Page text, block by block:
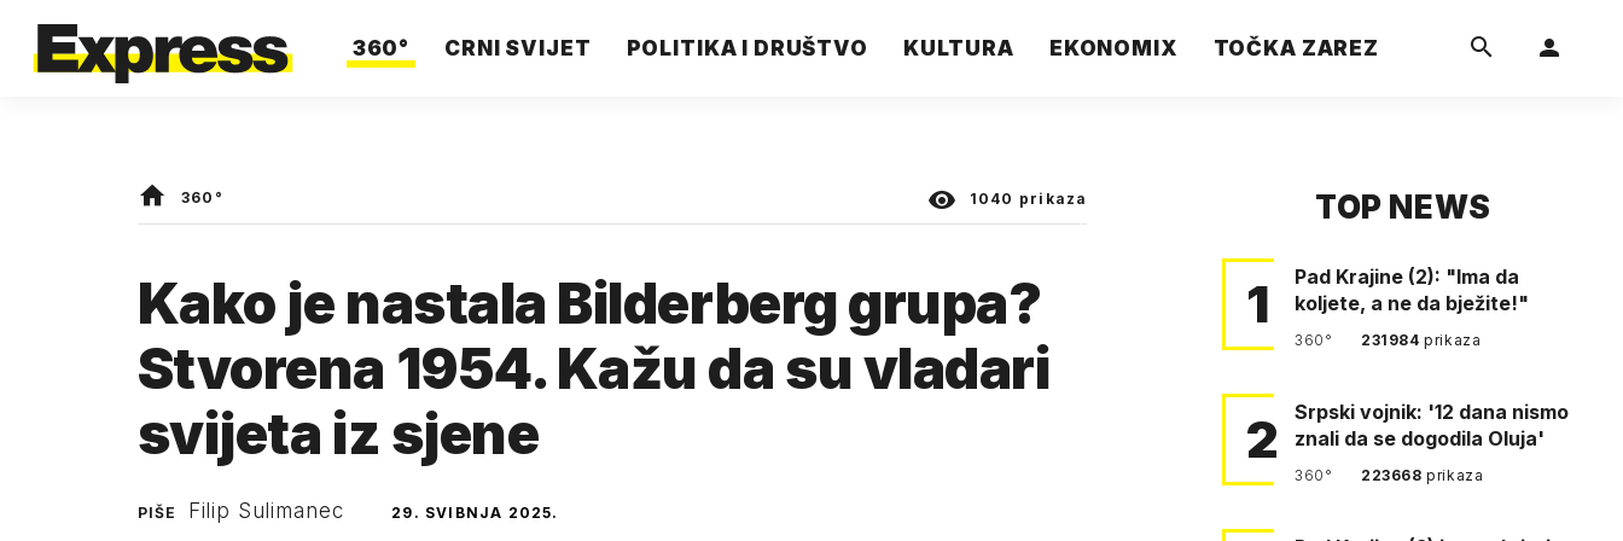
360° CRNI SVIJET POLITIKA I DRUŠTVO KULTURA EKONOMIX TOČKA ZAREZ
360° 1040 prikaza
Kako je nastala Bilderberg grupa?
Stvorena 1954. Kažu da su vladari
svijeta iz sjene
PIŠE Filip Sulimanec 29. SVIBNJA 2025.
TOP NEWS
1
Pad Krajine (2): "Ima da
koljete, a ne da bježite!"
360° 231984prikaza
2
Srpski vojnik: '12 dana nismo
znali da se dogodila Oluja'
360° 223668prikaza